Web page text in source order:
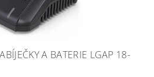
A BATERIE LGAP 18-